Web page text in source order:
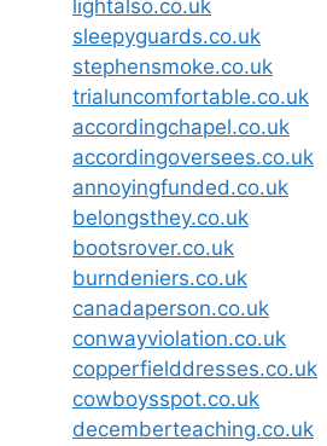
lightalso.co.uk
sleepyguards.co.uk
stephensmoke.co.uk
trialuncomfortable.co.uk
accordingchapel.co.uk
accordingoversees.co.uk
annoyingfunded.co.uk
belongsthey.co.uk
bootsrover.co.uk
burndeniers.co.uk
canadaperson.co.uk
conwayviolation.co.uk
copperfielddresses.co.uk
cowboysspot.co.uk
decemberteaching.co.uk